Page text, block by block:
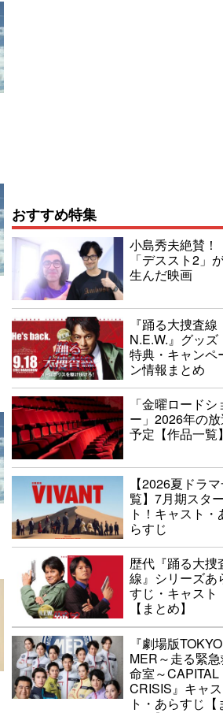
おすすめ特集
小島秀夫絶賛！
「デススト2」
生んだ映画
『踊る大捜査線
N.E.W.』グッズ
特典・キャンペ
ン情報まとめ
「金曜ロードシ
ー」2026年の
予定【作品一覧】
【2026夏ドラ
覧】7月期スター
ト！キャスト・
らすじ
歴代『踊る大捜
線』シリーズあ
すじ・キャスト
【まとめ】
『劇場版TOKYO
MER～走る緊
命室～CAPITAL
CRISIS』キャス
ト・あらすじ【